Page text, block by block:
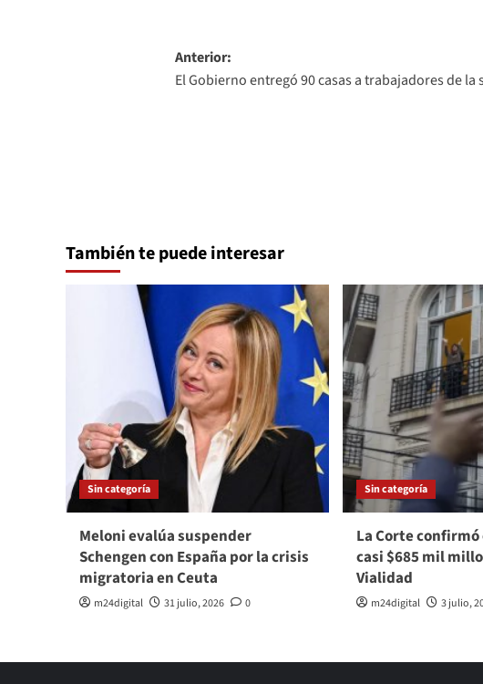
Navegación
de
Anterior:
El Gobierno entregó 90 casas a trabajadores de la
También te puede interesar
Sin categoría
Meloni evalúa suspender
Schengen con España por la crisis
migratoria en Ceuta
m24digital 31 julio, 2026 0
Sin categoría
La Corte
casi $685 mil
Vialidad
m24digital 3 julio,